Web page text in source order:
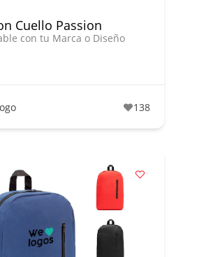
Cuello Passion
con tu Marca o Diseño
138